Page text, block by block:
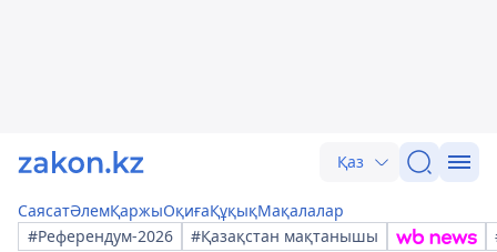
Қаз
СаясатӘлемҚаржыОқиғаҚұқықМақалалар
#Референдум-2026
#Қазақстан мақтанышы